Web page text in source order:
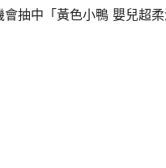
會抽中「黃色小鴨 嬰兒